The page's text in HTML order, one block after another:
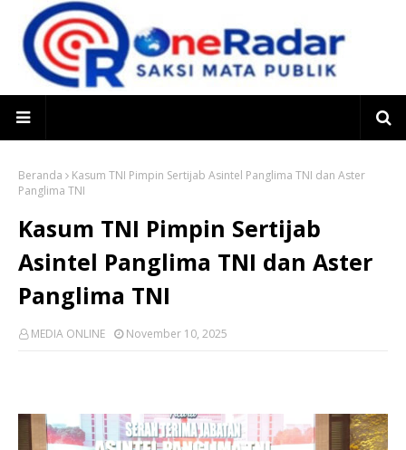
Beranda
Kasum TNI Pimpin Sertijab Asintel Panglima TNI dan Aster
Panglima TNI
Kasum TNI Pimpin Sertijab
Asintel Panglima TNI dan Aster
Panglima TNI
MEDIA ONLINE November 10, 2025